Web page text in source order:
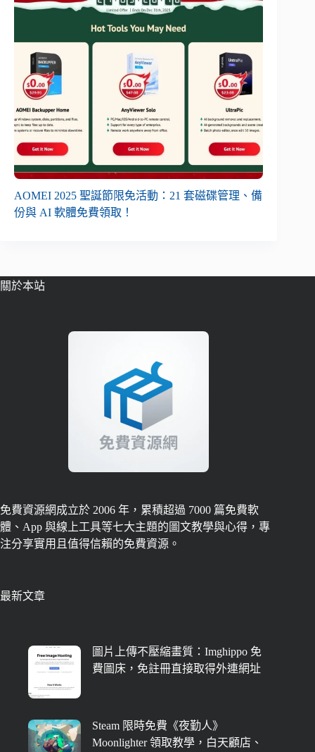
AOMEI 2025 聖誕節限免活動：21 套磁碟管理、備
份與 AI 軟體免費領取！
關於本站
免費資源網成立於 2006 年，累積超過 7000 篇免費軟
體、App 與線上工具等七大主題的圖文教學與心得，專
注分享實用且值得信賴的免費資源。
最新文章
圖片上傳不壓縮畫質：Imghippo 免
費圖床，免註冊直接取得外連網址
Steam 限時免費《夜勤人》
Moonlighter 領取教學，白天顧店、